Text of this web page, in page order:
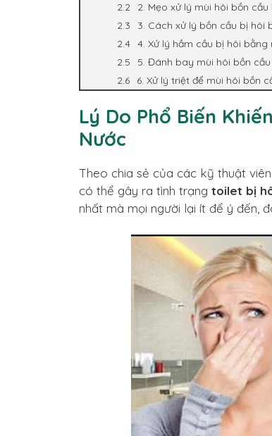
2. Mẹo xử lý mùi hôi bồn
3. Cách xử lý bồn cầu bị hôi
4. Xử lý hầm cầu bị hôi bằng
5. Đánh bay mùi hôi bồn
6. Xử lý triệt để mùi hôi bồn
Lý Do Phổ Biến
Nước
Theo chia sẻ của các kỹ thuật
có thể gây ra tình trạng toilet bị
nhất mà mọi người lại ít để ý đến,